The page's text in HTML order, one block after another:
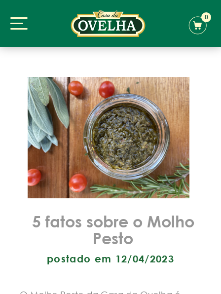
0
5 fatos sobre o Molho
Pesto
postado em 12/04/2023